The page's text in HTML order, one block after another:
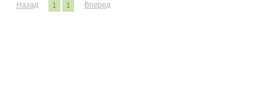
Назад 1 1 Вперед